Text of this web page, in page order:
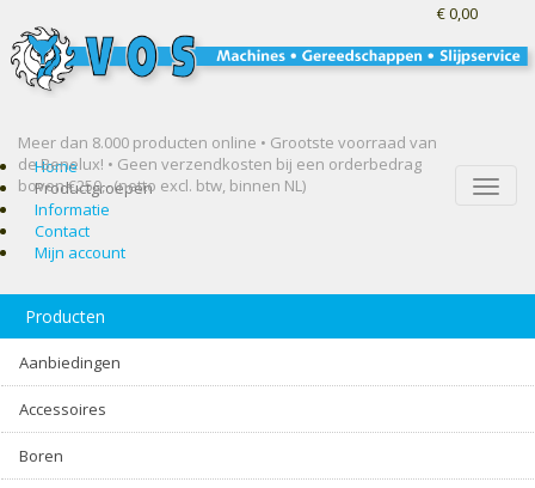
Meer dan 8.000 producten online • Grootste voorraad van
de Benelux! • Geen verzendkosten bij een orderbedrag
boven €250,- (netto excl. btw, binnen NL)
€ 0,00
Toggle
Home
Productgroepen
Informatie
Contact
Mijn account
Producten
Aanbiedingen
Accessoires
Boren